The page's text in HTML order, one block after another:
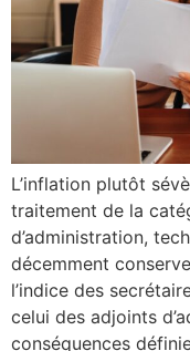
L’inflation plutôt
traitement de la
d’administration,
décemment
l’indice des
celui des adjoints
conséquences